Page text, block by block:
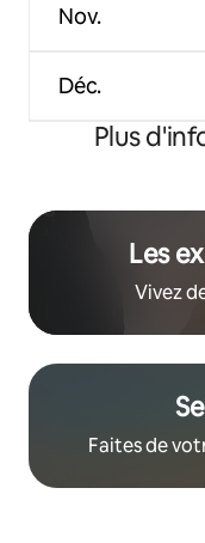
Nov.
Déc.
Plus
Les
Vivez
Faites de